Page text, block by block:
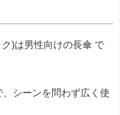
)は男性向けの長傘 で
シーンを問わず広く使